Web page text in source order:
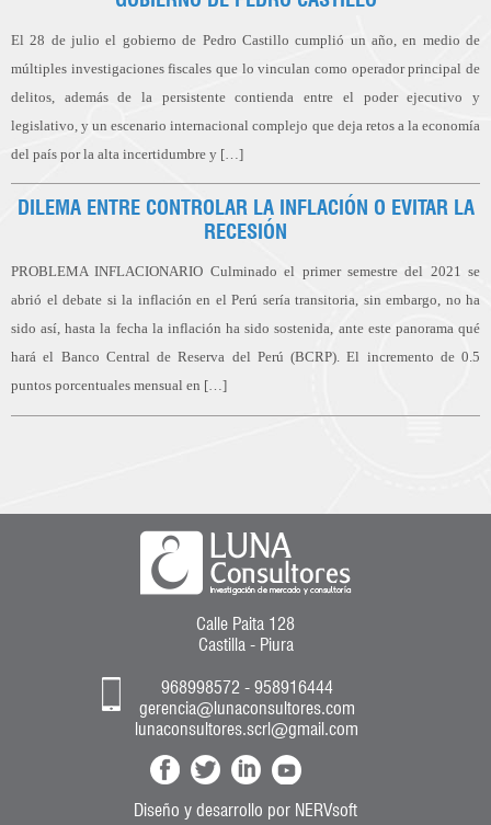
El 28 de julio el gobierno de Pedro Castillo cumplió un año, en medio de
múltiples investigaciones fiscales que lo vinculan como operador principal de
delitos, además de la persistente contienda entre el poder ejecutivo y
legislativo, y un escenario internacional complejo que deja retos a la economía
del país por la alta incertidumbre y […]
DILEMA ENTRE CONTROLAR LA INFLACIÓN O EVITAR LA
RECESIÓN
PROBLEMA INFLACIONARIO Culminado el primer semestre del 2021 se
abrió el debate si la inflación en el Perú sería transitoria, sin embargo, no ha
sido así, hasta la fecha la inflación ha sido sostenida, ante este panorama qué
hará el Banco Central de Reserva del Perú (BCRP). El incremento de 0.5
puntos porcentuales mensual en […]
Calle Paita 128
Castilla - Piura
968998572 - 958916444
gerencia@lunaconsultores.com
lunaconsultores.scrl@gmail.com
Diseño y desarrollo por NERVsoft